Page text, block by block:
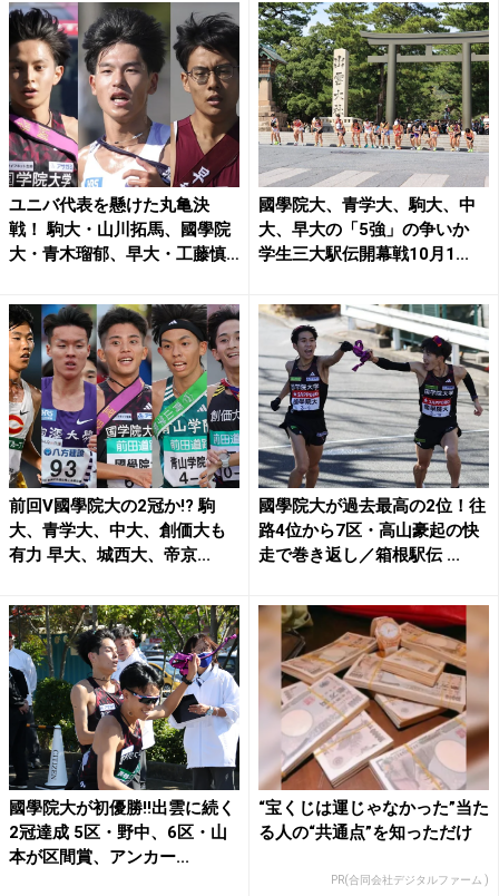
ユニバ代表を懸けた丸亀決
戦！ 駒大・山川拓馬、國學院
大・青木瑠郁、早大・工藤慎
國學院大、青学大、駒大、中
大、早大の「5強」の争いか
学生三大駅伝開幕戦10月1...
前回V國學院大の2冠か!? 駒
大、青学大、中大、創価大も
有力 早大、城西大、帝京...
國學院大が過去最高の2位！往
路4位から7区・高山豪起の快
走で巻き返し／箱根駅伝 ...
國學院大が初優勝!!出雲に続く
2冠達成 5区・野中、6区・山
本が区間賞、アンカー...
“宝くじは運じゃなかった”当た
る人の“共通点”を知っただけ
PR(合同会社デジタルファーム )